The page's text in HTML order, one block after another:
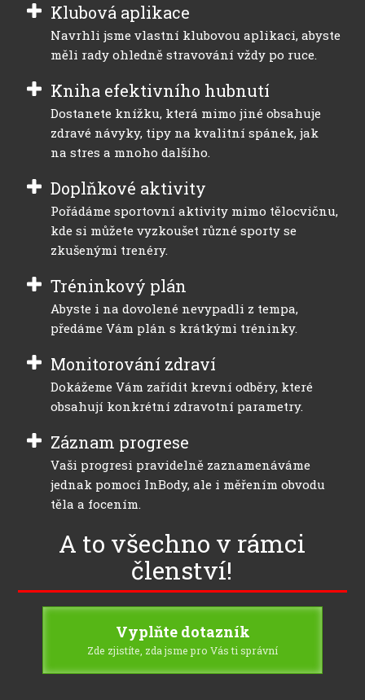
Klubová aplikace
Navrhli jsme vlastní klubovou aplikaci, abyste
měli rady ohledně stravování vždy po ruce.
Kniha efektivního hubnutí
Dostanete knížku, která mimo jiné obsahuje
zdravé návyky, tipy na kvalitní spánek, jak
na stres a mnoho dalšího.
Doplňkové aktivity
Pořádáme sportovní aktivity mimo tělocvičnu,
kde si můžete vyzkoušet různé sporty se
zkušenými trenéry.
Tréninkový plán
Abyste i na dovolené nevypadli z tempa,
předáme Vám plán s krátkými tréninky.
Monitorování zdraví
Dokážeme Vám zařídit krevní odběry, které
obsahují konkrétní zdravotní parametry.
Záznam progrese
Vaši progresi pravidelně zaznamenáváme
jednak pomocí InBody, ale i měřením obvodu
těla a focením.
A to všechno v rámci
členství!
Vyplňte dotazník
Zde zjistíte, zda jsme pro Vás ti správní